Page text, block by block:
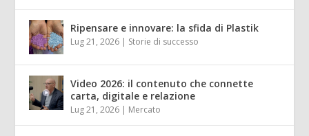
Ripensare e innovare: la sfida di Plastik
Lug 21, 2026 | Storie di successo
Video 2026: il contenuto che connette
carta, digitale e relazione
Lug 21, 2026 | Mercato